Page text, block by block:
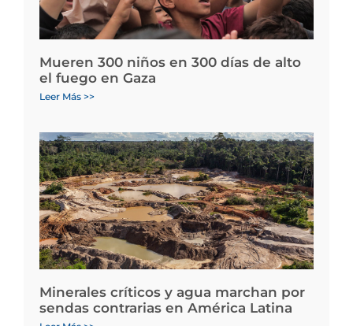
Mueren 300 niños en 300 días de alto
el fuego en Gaza
Leer Más >>
Minerales críticos y agua marchan por
sendas contrarias en América Latina